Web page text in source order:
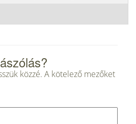
közzé. A kötelező mezőket